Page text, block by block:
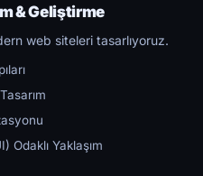
& Geliştirme
web siteleri tasarlıyoruz.
Odaklı Yaklaşım